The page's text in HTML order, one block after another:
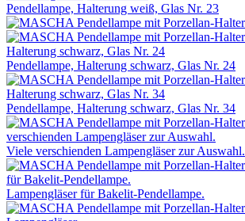
Pendellampe, Halterung weiß, Glas Nr. 23
Pendellampe, Halterung schwarz, Glas Nr. 24
Pendellampe, Halterung schwarz, Glas Nr. 34
Viele verschienden Lampengläser zur Auswahl.
Lampengläser für Bakelit-Pendellampe.